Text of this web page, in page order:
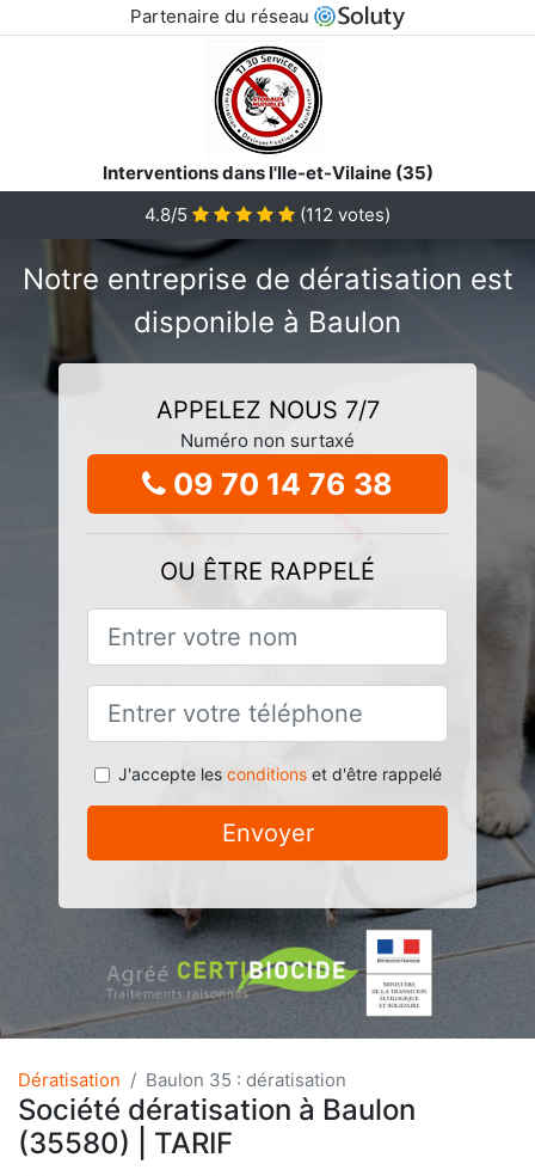
Partenaire du réseau
Interventions dans l'Ile-et-Vilaine (35)
4.8/5
(112 votes)
Notre entreprise de dératisation est
disponible à Baulon
APPELEZ NOUS 7/7
Numéro non surtaxé
09 70 14 76 38
OU ÊTRE RAPPELÉ
J'accepte les conditionset d'être rappelé
Envoyer
Dératisation Baulon 35 : dératisation
Société dératisation à Baulon
(35580) | TARIF